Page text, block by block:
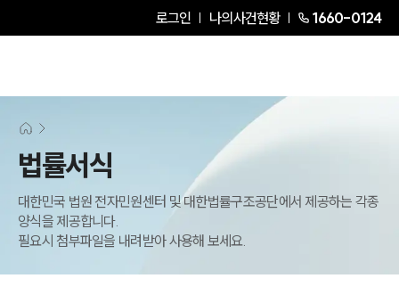
로그인 나의사건현황 1660-0124
그룹소개
대륜의 강점
오시는 길
글로벌 파트너 로펌
고객의 소리
AI대륜
법률서식
대한민국 법원 전자민원센터 및 대한법률구조공단에서 제공하는 각종
양식을 제공합니다.
필요시 첨부파일을 내려받아 사용해 보세요.